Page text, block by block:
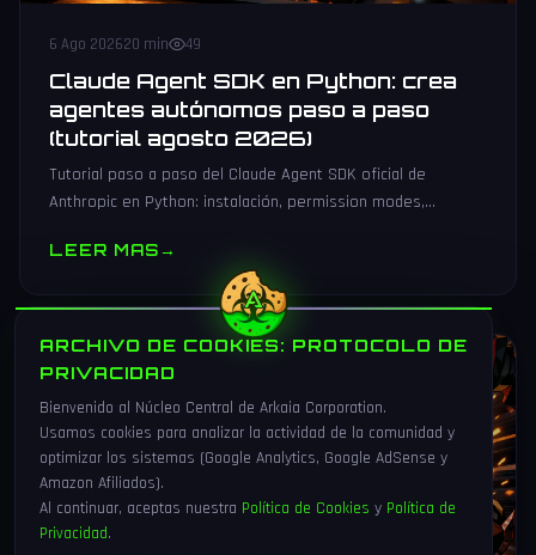
6 Ago 202620 min 49
Claude Agent SDK en Python: crea
agentes autónomos paso a paso
(tutorial agosto 2026)
Tutorial paso a paso del Claude Agent SDK oficial de
Anthropic en Python: instalación, permission modes,
producción.
LEER MAS→
VIDEOJUEGOS
ARCHIVO DE COOKIES: PROTOCOLO DE
PRIVACIDAD
Bienvenido al Núcleo Central de Arkaia Corporation.
Usamos cookies para analizar la actividad de la comunidad y
optimizar los sistemas (Google Analytics, Google AdSense y
Amazon Afiliados).
Al continuar, aceptas nuestra Política de Cookies y Política de
Privacidad.